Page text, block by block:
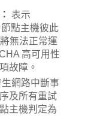
表示
點主機彼此
無法正常運
高可用性
故障。
網路中斷事
及所有重試
主機判定為